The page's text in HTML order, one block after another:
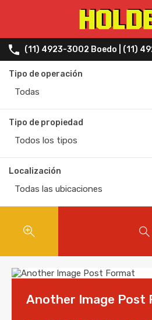
(11) 4923-3002 Boedo | (11)
Tipo de operación
Todas
Tipo de propiedad
Todos los tipos
Localización
Todas las ubicaciones
Another Image Post